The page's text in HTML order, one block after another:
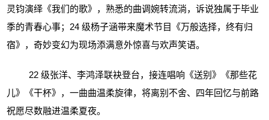
灵钧演绎《我们的歌》，熟悉的曲调婉转流淌，诉说独属于毕业
季的青春心事；24 级杨子涵带来魔术节目《万般选择，终有归
宿》，奇妙变幻为现场添满意外惊喜与欢声笑语。
22 级张洋、李鸿泽联袂登台，接连唱响《送别》《那些花
儿》《干杯》，一曲曲温柔旋律，将离别不舍、四年回忆与前路
祝愿尽数融进温柔夏夜。